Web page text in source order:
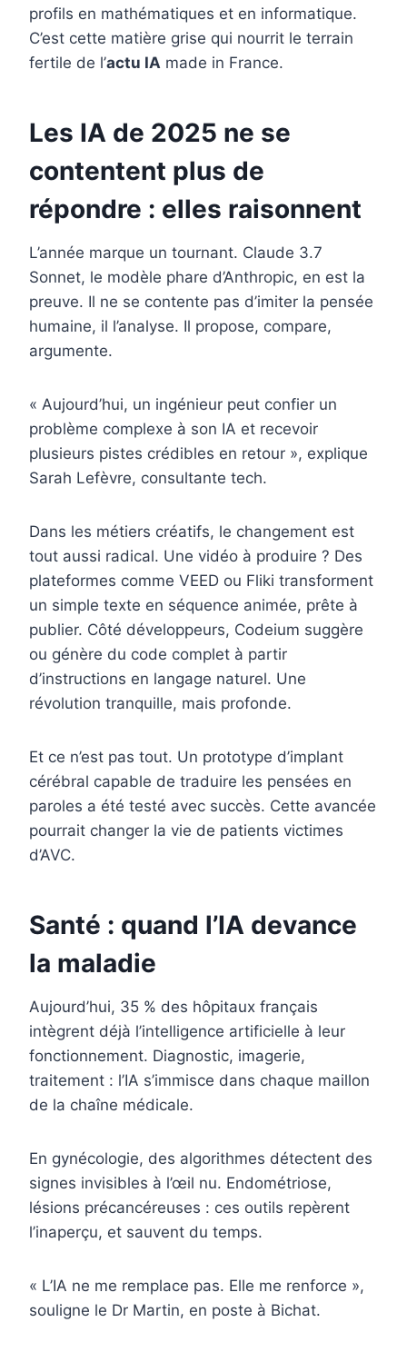
profils en mathématiques et en informatique.
C’est cette matière grise qui nourrit le terrain
fertile de l’actu IA made in France.
Les IA de 2025 ne se
contentent plus de
répondre : elles raisonnent
L’année marque un tournant. Claude 3.7
Sonnet, le modèle phare d’Anthropic, en est la
preuve. Il ne se contente pas d’imiter la pensée
humaine, il l’analyse. Il propose, compare,
argumente.
« Aujourd’hui, un ingénieur peut confier un
problème complexe à son IA et recevoir
plusieurs pistes crédibles en retour », explique
Sarah Lefèvre, consultante tech.
Dans les métiers créatifs, le changement est
tout aussi radical. Une vidéo à produire ? Des
plateformes comme VEED ou Fliki transforment
un simple texte en séquence animée, prête à
publier. Côté développeurs, Codeium suggère
ou génère du code complet à partir
d’instructions en langage naturel. Une
révolution tranquille, mais profonde.
Et ce n’est pas tout. Un prototype d’implant
cérébral capable de traduire les pensées en
paroles a été testé avec succès. Cette avancée
pourrait changer la vie de patients victimes
d’AVC.
Santé : quand l’IA devance
la maladie
Aujourd’hui, 35 % des hôpitaux français
intègrent déjà l’intelligence artificielle à leur
fonctionnement. Diagnostic, imagerie,
traitement : l’IA s’immisce dans chaque maillon
de la chaîne médicale.
En gynécologie, des algorithmes détectent des
signes invisibles à l’œil nu. Endométriose,
lésions précancéreuses : ces outils repèrent
l’inaperçu, et sauvent du temps.
« L’IA ne me remplace pas. Elle me renforce »,
souligne le Dr Martin, en poste à Bichat.